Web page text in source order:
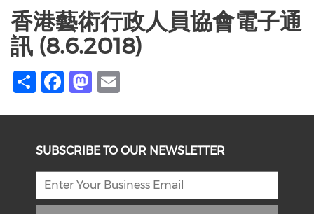
香港藝術行政人員協會電子通
訊 (8.6.2018)
ShareFacebook
Mastodon
SUBSCRIBE TO OUR NEWSLETTER